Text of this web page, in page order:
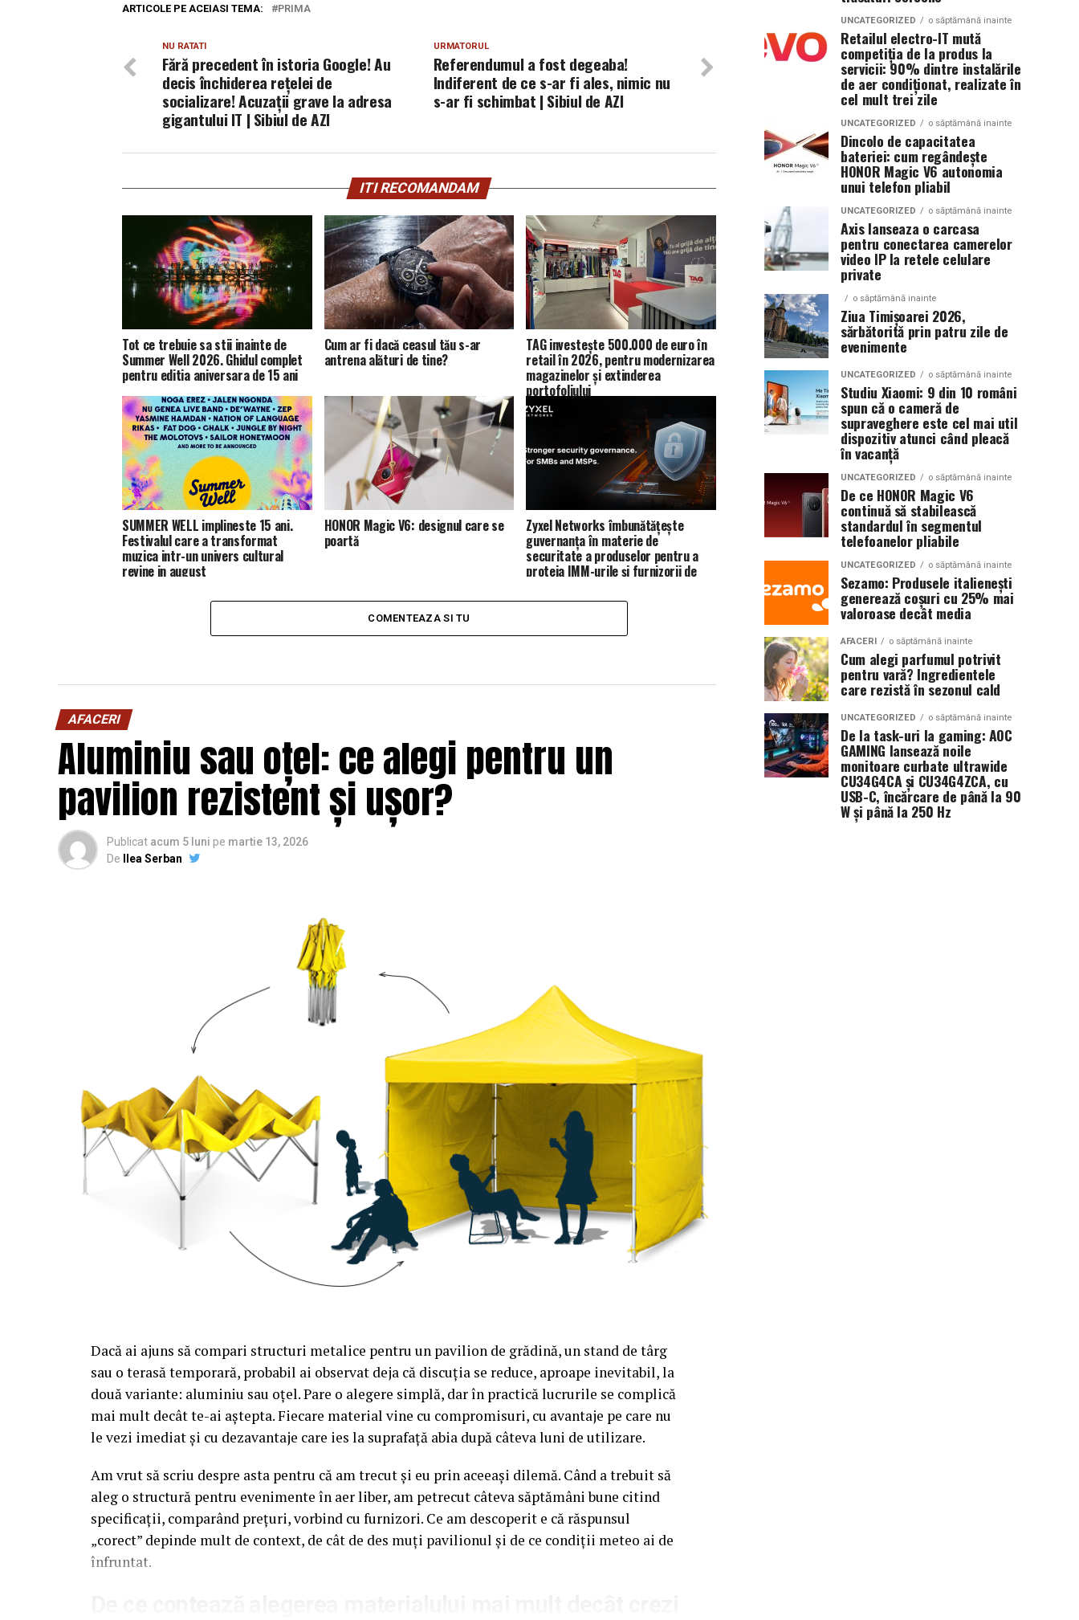
ARTICOLE PE ACEIASI TEMA: PRIMA
URMATORUL
Referendumul a fost degeaba!
Indiferent de ce s-ar fi ales, nimic nu
s-ar fi schimbat | Sibiul de AZI
NU RATATI
Fără precedent în istoria Google! Au
decis închiderea rețelei de
socializare! Acuzații grave la adresa
gigantului IT | Sibiul de AZI
ITI RECOMANDAM
Tot ce trebuie sa stii inainte de
Summer Well 2026. Ghidul complet
pentru editia aniversara de 15 ani
Cum ar fi dacă ceasul tău s-ar
antrena alături de tine?
TAG investește 500.000 de euro în
retail în 2026, pentru modernizarea
magazinelor și extinderea
portofoliului
SUMMER WELL implineste 15 ani.
Festivalul care a transformat
muzica intr-un univers cultural
revine in august
HONOR Magic V6: designul care se
poartă
Zyxel Networks îmbunătățește
guvernanța în materie de
securitate a produselor pentru a
proteja IMM-urile și furnizorii de
COMENTEAZA SI TU
AFACERI
Aluminiu sau oțel: ce alegi pentru un
pavilion rezistent și ușor?
Publicat acum 5 luni pe martie 13, 2026
De
Ilea Serban
Dacă ai ajuns să compari structuri metalice pentru un pavilion de grădină, un stand de târg
sau o terasă temporară, probabil ai observat deja că discuția se reduce, aproape inevitabil, la
două variante: aluminiu sau oțel. Pare o alegere simplă, dar în practică lucrurile se complică
mai mult decât te-ai aștepta. Fiecare material vine cu compromisuri, cu avantaje pe care nu
le vezi imediat și cu dezavantaje care ies la suprafață abia după câteva luni de utilizare.
Am vrut să scriu despre asta pentru că am trecut și eu prin aceeași dilemă. Când a trebuit să
aleg o structură pentru evenimente în aer liber, am petrecut câteva săptămâni bune citind
specificații, comparând prețuri, vorbind cu furnizori. Ce am descoperit e că răspunsul
„corect” depinde mult de context, de cât de des muți pavilionul și de ce condiții meteo ai de
înfruntat.
UNCATEGORIZED o săptămână inainte
Retailul electro-IT mută
competiția de la produs la
servicii: 90% dintre instalările
de aer condiționat, realizate în
cel mult trei zile
UNCATEGORIZED o săptămână inainte
Dincolo de capacitatea
bateriei: cum regândește
HONOR Magic V6 autonomia
unui telefon pliabil
UNCATEGORIZED o săptămână inainte
Axis lanseaza o carcasa
pentru conectarea camerelor
video IP la retele celulare
private
o săptămână inainte
Ziua Timișoarei 2026,
sărbătorită prin patru zile de
evenimente
UNCATEGORIZED o săptămână inainte
Studiu Xiaomi: 9 din 10 români
spun că o cameră de
supraveghere este cel mai util
dispozitiv atunci când pleacă
în vacanță
UNCATEGORIZED o săptămână inainte
De ce HONOR Magic V6
continuă să stabilească
standardul în segmentul
telefoanelor pliabile
UNCATEGORIZED o săptămână inainte
Sezamo: Produsele italienești
generează coșuri cu 25% mai
valoroase decât media
AFACERI o săptămână inainte
Cum alegi parfumul potrivit
pentru vară? Ingredientele
care rezistă în sezonul cald
UNCATEGORIZED o săptămână inainte
De la task-uri la gaming: AOC
GAMING lansează noile
monitoare curbate ultrawide
CU34G4CA și CU34G4ZCA, cu
USB-C, încărcare de până la 90
W și până la 250 Hz